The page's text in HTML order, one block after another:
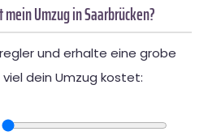
Umzug in Saarbrücken?
und erhalte eine grobe
dein Umzug kostet: